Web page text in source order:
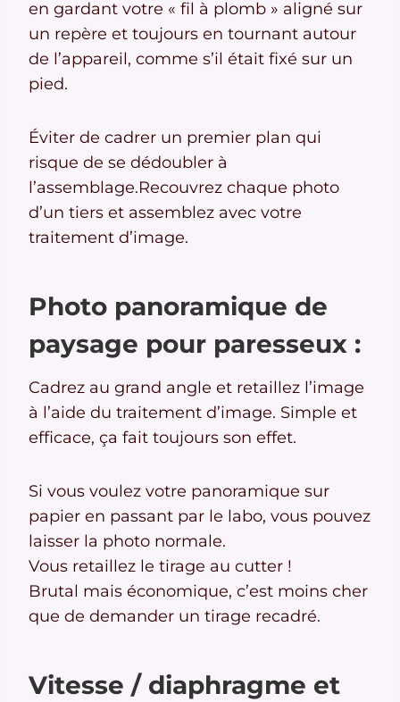
en gardant votre « fil à plomb » aligné sur
un repère et toujours en tournant autour
de l’appareil, comme s’il était fixé sur un
pied.
Éviter de cadrer un premier plan qui
risque de se dédoubler à
l’assemblage.Recouvrez chaque photo
d’un tiers et assemblez avec votre
traitement d’image.
Photo panoramique de
paysage pour paresseux :
Cadrez au grand angle et retaillez l’image
à l’aide du traitement d’image. Simple et
efficace, ça fait toujours son effet.
Si vous voulez votre panoramique sur
papier en passant par le labo, vous pouvez
laisser la photo normale.
Vous retaillez le tirage au cutter !
Brutal mais économique, c’est moins cher
que de demander un tirage recadré.
Vitesse / diaphragme et